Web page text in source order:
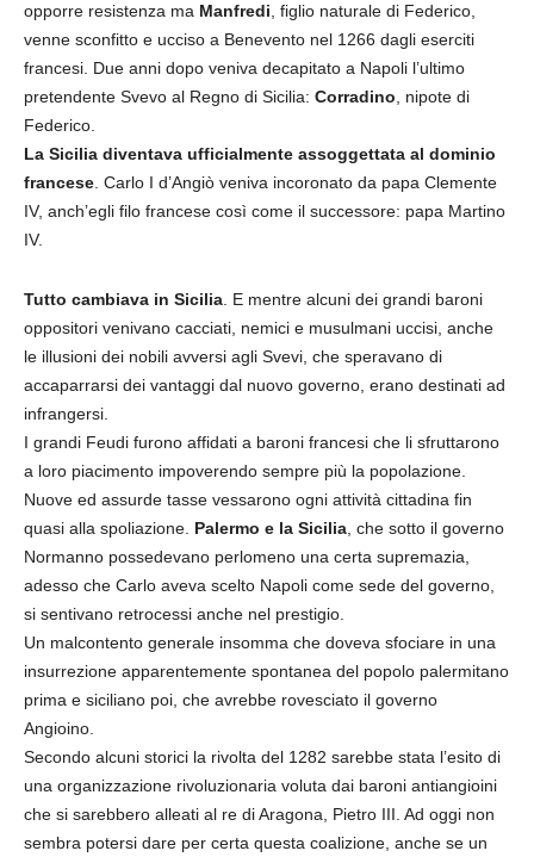
opporre resistenza ma Manfredi , figlio naturale di Federico,
venne sconfitto e ucciso a Benevento nel 1266 dagli eserciti
francesi. Due anni dopo veniva decapitato a Napoli l’ultimo
pretendente Svevo al Regno di Sicilia: Corradino , nipote di
Federico.
La Sicilia diventava ufficialmente assoggettata al dominio
francese . Carlo I d’Angiò veniva incoronato da papa Clemente
IV, anch’egli filo francese così come il successore: papa Martino
IV.
Tutto cambiava in Sicilia . E mentre alcuni dei grandi baroni
oppositori venivano cacciati, nemici e musulmani uccisi, anche
le illusioni dei nobili avversi agli Svevi, che speravano di
accaparrarsi dei vantaggi dal nuovo governo, erano destinati ad
infrangersi.
I grandi Feudi furono affidati a baroni francesi che li sfruttarono
a loro piacimento impoverendo sempre più la popolazione.
Nuove ed assurde tasse vessarono ogni attività cittadina fin
quasi alla spoliazione. Palermo e la Sicilia , che sotto il governo
Normanno possedevano perlomeno una certa supremazia,
adesso che Carlo aveva scelto Napoli come sede del governo,
si sentivano retrocessi anche nel prestigio.
Un malcontento generale insomma che doveva sfociare in una
insurrezione apparentemente spontanea del popolo palermitano
prima e siciliano poi, che avrebbe rovesciato il governo
Angioino.
Secondo alcuni storici la rivolta del 1282 sarebbe stata l’esito di
una organizzazione rivoluzionaria voluta dai baroni antiangioini
che si sarebbero alleati al re di Aragona, Pietro III. Ad oggi non
sembra potersi dare per certa questa coalizione, anche se un